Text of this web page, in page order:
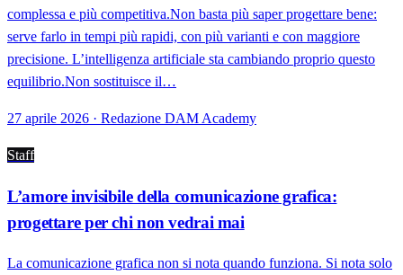
complessa e più competitiva.Non basta più saper progettare bene:
serve farlo in tempi più rapidi, con più varianti e con maggiore
precisione. L’intelligenza artificiale sta cambiando proprio questo
equilibrio.Non sostituisce il…
27 aprile 2026 · Redazione DAM Academy
Staff
L’amore invisibile della comunicazione grafica:
progettare per chi non vedrai mai
La comunicazione grafica non si nota quando funziona. Si nota solo